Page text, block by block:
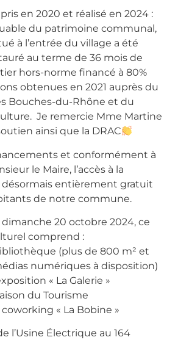
en 2020 et réalisé en 2024 :
du patrimoine communal,
à l’entrée du village a été
au terme de 36 mois de
hors-norme financé à 80%
obtenues en 2021 auprès du
Bouches-du-Rhône et du
Je remercie Mme Martine
ainsi que la DRAC
et conformément à
le Maire, l’accès à la
entièrement gratuit
de notre commune.
20 octobre 2024, ce
comprend :
(plus de 800 m² et
numériques à disposition)
« La Galerie »
du Tourisme
« La Bobine »
l’Usine Électrique au 164